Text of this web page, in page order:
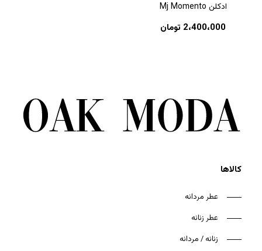
هیچ محصولی در سبد خرید نیست.
ادکلن Mj Momento
2،400،000 تومان
کالاها
عطر مردانه
عطر زنانه
زنانه / مردانه